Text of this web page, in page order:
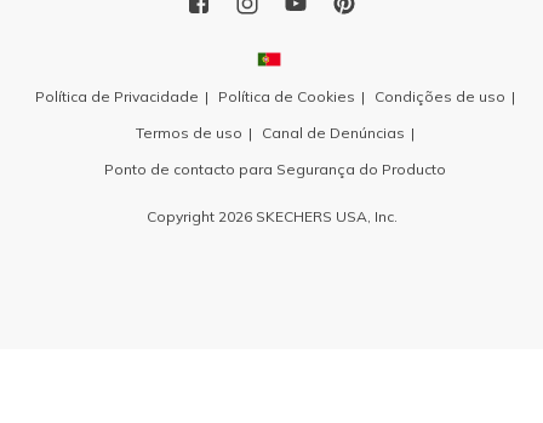
Política de Privacidade Política de Cookies
Condições de uso
Termos de uso
Canal de Denúncias
Ponto de contacto para Segurança do Producto
Copyright 2026 SKECHERS USA, Inc.